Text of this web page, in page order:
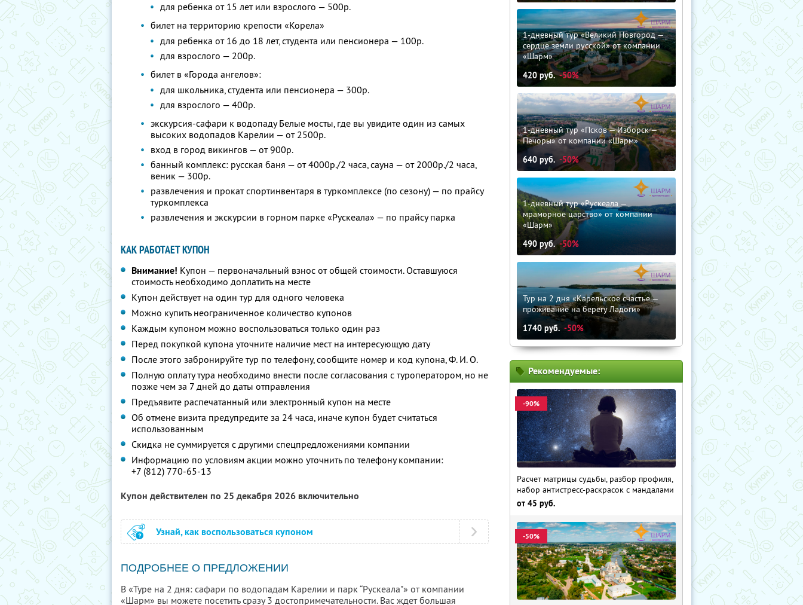
для ребенка от 15 лет или взрослого — 500р.
билет на территорию крепости «Корела»
для ребенка от 16 до 18 лет, студента или пенсионера — 100р.
для взрослого — 200р.
билет в «Города ангелов»:
для школьника, студента или пенсионера — 300р.
для взрослого — 400р.
экскурсия-сафари к водопаду Белые мосты, где вы увидите один из самых
высоких водопадов Карелии — от 2500р.
вход в город викингов — от 900р.
банный комплекс: русская баня — от 4000р./2 часа, сауна — от 2000р./2 часа,
веник — 300р.
развлечения и прокат спортинвентаря в туркомплексе (по сезону) — по прайсу
туркомплекса
развлечения и экскурсии в горном парке «Рускеала» — по прайсу парка
КАК РАБОТАЕТ КУПОН
Внимание! Купон — первоначальный взнос от общей стоимости. Оставшуюся
стоимость необходимо доплатить на месте
Купон действует на один тур для одного человека
Можно купить неограниченное количество купонов
Каждым купоном можно воспользоваться только один раз
Перед покупкой купона уточните наличие мест на интересующую дату
После этого забронируйте тур по телефону, сообщите номер и код купона, Ф. И. О.
Полную оплату тура необходимо внести после согласования с туроператором, но не
позже чем за 7 дней до даты отправления
Предъявите распечатанный или электронный купон на месте
Об отмене визита предупредите за 24 часа, иначе купон будет считаться
использованным
Скидка не суммируется с другими спецпредложениями компании
Информацию по условиям акции можно уточнить по телефону компании:
+7 (812) 770-65-13
Купон действителен по 25 декабря 2026 включительно
Узнай, как воспользоваться купоном
ПОДРОБНЕЕ О ПРЕДЛОЖЕНИИ
В «Туре на 2 дня: сафари по водопадам Карелии и парк “Рускеала"» от компании
«Шарм» вы можете посетить сразу 3 достопримечательности. Вас ждет большая
1-дневный тур «Великий Новгород —
сердце земли русской» от компании
«Шарм»
420 руб. -50%
1-дневный тур «Псков — Изборск —
Печоры» от компании «Шарм»
640 руб. -50%
1-дневный тур «Рускеала —
мраморное царство» от компании
«Шарм»
490 руб. -50%
Тур на 2 дня «Карельское счастье —
проживание на берегу Ладоги»
1740 руб. -50%
Рекомендуемые:
-90%
Расчет матрицы судьбы, разбор профиля,
набор антистресс-раскрасок с мандалами
от 45 руб.
-50%